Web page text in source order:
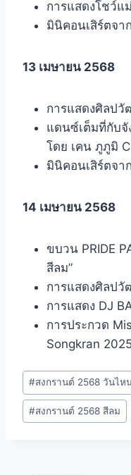
การแสดงโชว์แ
มินิคอนเสิร์ตจาก
13 เมษายน 2568
การแสดงศิลปวั
แดนซ์เต็มที่กับจั
โดย เคน ภูภูมิ
มินิคอนเสิร์ตจา
14 เมษายน 2568
ขบวน PRIDE
สีลม”
การแสดงศิลปวั
การแสดง DJ
การประกวด
Songkran
#สงกรานต์ 2568 วันไห
#สงกรานต์ 2568 สีลม